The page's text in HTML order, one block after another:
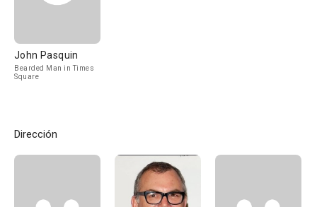
John Pasquin
Bearded Man in Times
Square
Dirección